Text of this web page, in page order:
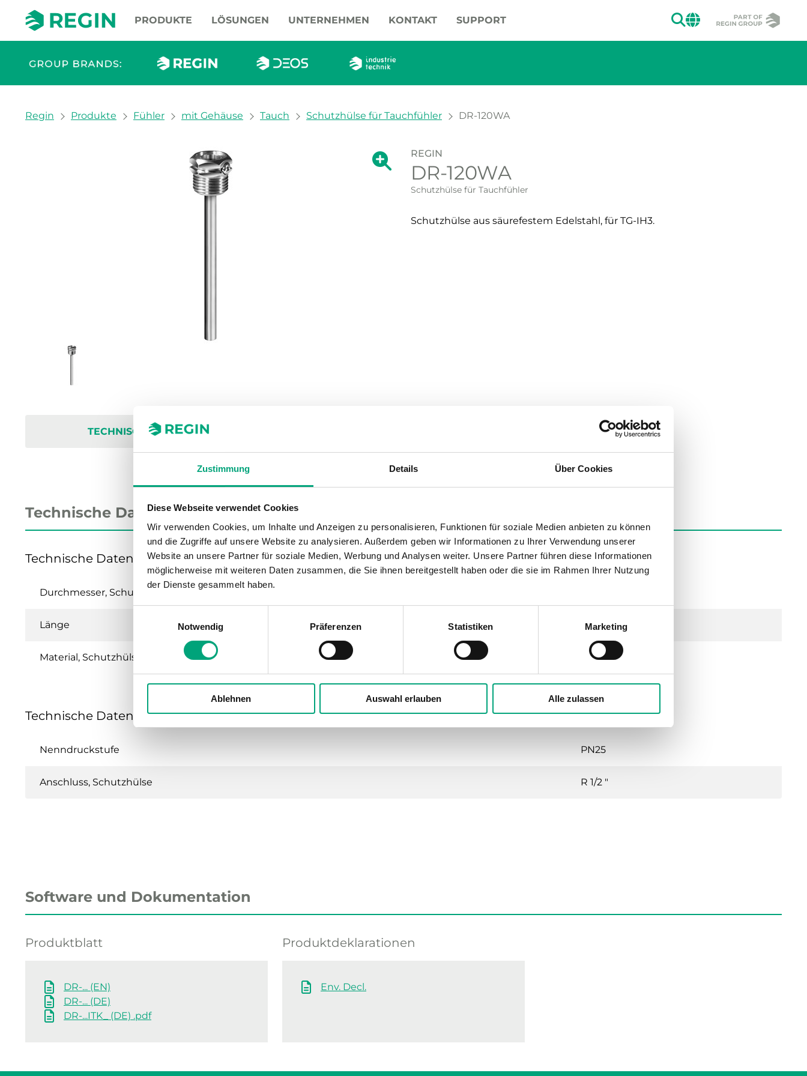
Zustimmung Details Über Cookies
Diese Webseite verwendet Cookies
Wir verwenden Cookies, um Inhalte und Anzeigen zu personalisieren, Funktionen für soziale Medien anbieten zu können
und die Zugriffe auf unsere Website zu analysieren. Außerdem geben wir Informationen zu Ihrer Verwendung unserer
Website an unsere Partner für soziale Medien, Werbung und Analysen weiter. Unsere Partner führen diese Informationen
möglicherweise mit weiteren Daten zusammen, die Sie ihnen bereitgestellt haben oder die sie im Rahmen Ihrer Nutzung
der Dienste gesammelt haben.
Notwendig
Präferenzen Statistiken Marketing
Ablehnen Auswahl erlauben Alle zulassen
PRODUKTE LÖSUNGEN UNTERNEHMEN KONTAKT SUPPORT SUCHEN
CHANGE
You are here:
Regin Produkte Fühler mit Gehäuse Tauch Schutzhülse für Tauchfühler DR-120WA
Zeige große Version des Bildes.
Zeige große Version des Bildes.
REGIN
DR-120WA
Schutzhülse für Tauchfühler
Schutzhülse aus säurefestem Edelstahl, für TG-IH3.
TECHNISCHE DATEN
Technische Daten
Technische Daten für DR-120WA
Durchmesser, Schutzhülse
Länge 120 mm
Material, Schutzhülse EU1.4401 (SUS316)
Technische Daten für Schutzhülse für Tauchfühler
Nenndruckstufe PN25
Anschluss, Schutzhülse R 1/2 "
Software und Dokumentation
Produktblatt
DR-... (EN)
DR-... (DE)
DR-...ITK_ (DE) .pdf
Produktdeklarationen
Env. Decl.